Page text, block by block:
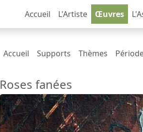
Accueil L'Artiste Œuvres
Accueil Supports Thèmes
Roses fanées